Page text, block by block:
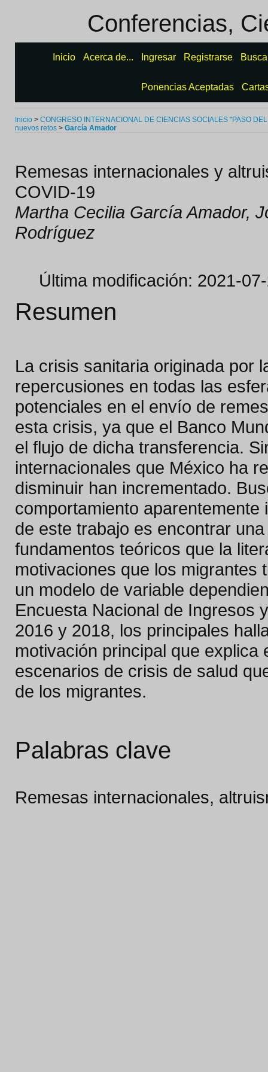
Conferencias,
Inicio Acerca de... Ingresar Registrarse
Ponencias Aceptadas
Inicio> CONGRESO INTERNACIONAL DE CIENCIAS SOCIALES "PASO
nuevos retos> García Amador
Remesas internacionales y
COVID-19
Martha Cecilia García Amador,
Rodríguez
Última modificación: 2021-
Resumen
La crisis sanitaria originada por
repercusiones en todas las
potenciales en el envío de
esta crisis, ya que el Banco
el flujo de dicha transferencia.
internacionales que México ha
disminuir han incrementado.
comportamiento
de este trabajo es encontrar
fundamentos teóricos que la
motivaciones que los migrantes
un modelo de variable
Encuesta Nacional de Ingresos
2016 y 2018, los principales
motivación principal que
escenarios de crisis de salud
de los migrantes.
Palabras clave
Remesas internacionales,